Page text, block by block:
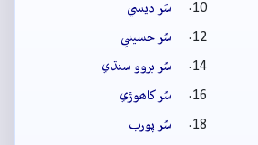
سُر ديسي
سُر حسيني
سُر بروو سنڌي
سُر کاھوڙي
سُر پورب